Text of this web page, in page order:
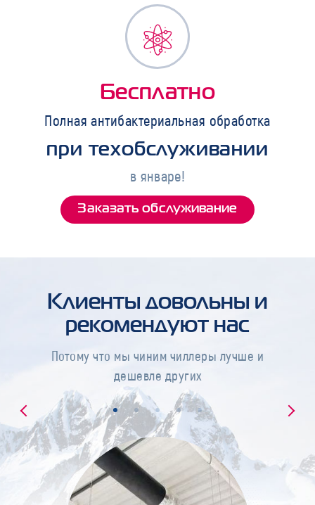
Бесплатно
Полная антибактериальная обработка
при техобслуживании
в январе!
Заказать обслуживание
Клиенты довольны и
рекомендуют нас
Потому что мы чиним чиллеры лучше и
дешевле других